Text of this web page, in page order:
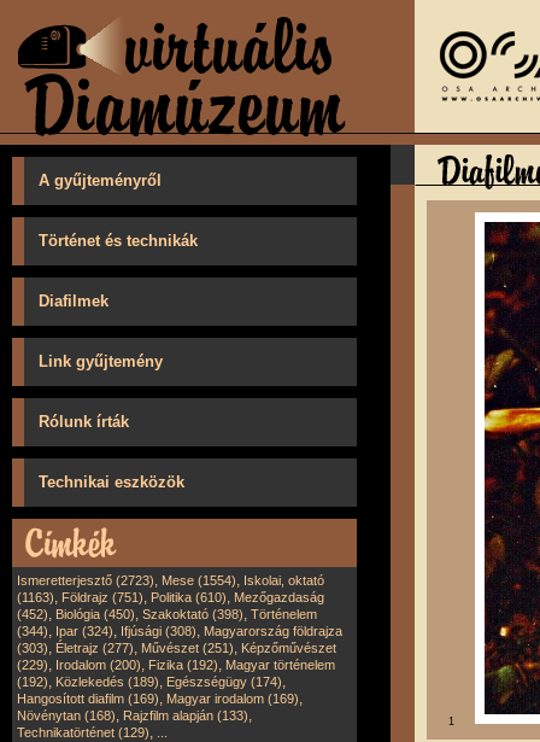
A gyűjteményről
Történet és technikák
Diafilmek
Link gyűjtemény
Rólunk írták
Technikai eszközök
Ismeretterjesztő (2723), Mese (1554), Iskolai, oktató
(1163), Földrajz (751), Politika (610), Mezőgazdaság
(452), Biológia (450), Szakoktató (398), Történelem
(344), Ipar (324), Ifjúsági (308), Magyarország földrajza
(303), Életrajz (277), Művészet (251), Képzőművészet
(229), Irodalom (200), Fizika (192), Magyar történelem
(192), Közlekedés (189), Egészségügy (174),
Hangosított diafilm (169), Magyar irodalom (169),
Növénytan (168), Rajzfilm alapján (133),
Technikatörténet (129),
1